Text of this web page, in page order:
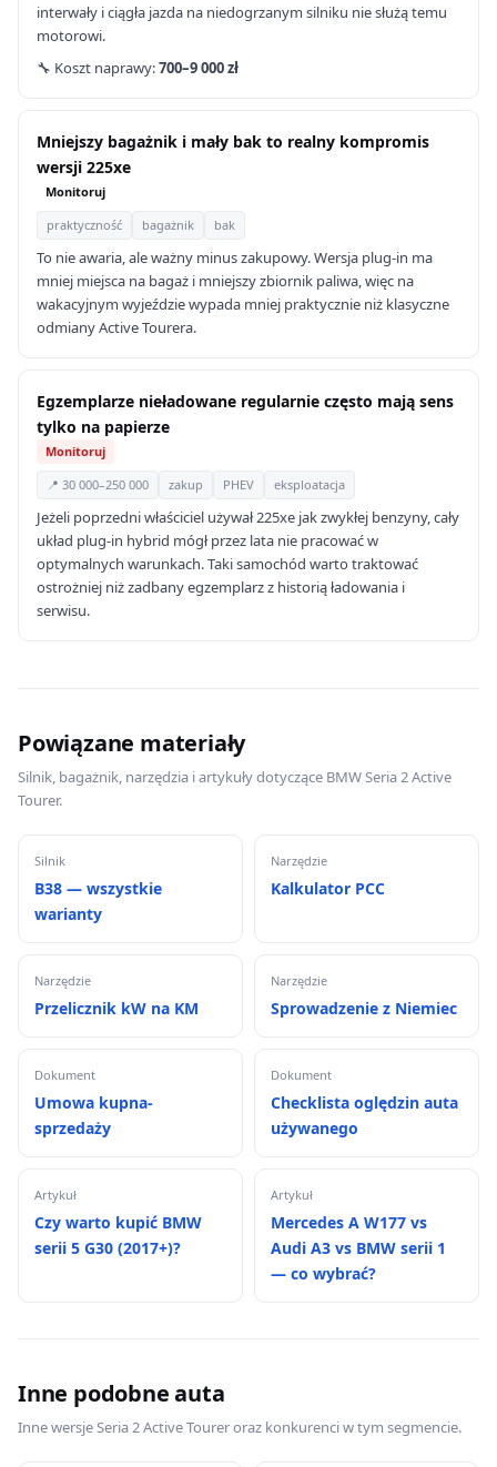
interwały i ciągła jazda na niedogrzanym silniku nie służą temu
motorowi.
🔧 Koszt naprawy:700–9 000 zł
Mniejszy bagażnik i mały bak to realny kompromis
wersji 225xe
Monitoruj
praktyczność
bagażnik bak
To nie awaria, ale ważny minus zakupowy. Wersja plug-in ma
mniej miejsca na bagaż i mniejszy zbiornik paliwa, więc na
wakacyjnym wyjeździe wypada mniej praktycznie niż klasyczne
odmiany Active Tourera.
Egzemplarze nieładowane regularnie często mają sens
tylko na papierze
Monitoruj
📍 30 000–250 000
zakup PHEV eksploatacja
Jeżeli poprzedni właściciel używał 225xe jak zwykłej benzyny, cały
układ plug-in hybrid mógł przez lata nie pracować w
optymalnych warunkach. Taki samochód warto traktować
ostrożniej niż zadbany egzemplarz z historią ładowania i
serwisu.
Powiązane materiały
Silnik, bagażnik, narzędzia i artykuły dotyczące BMW Seria 2 Active
Tourer.
Silnik
B38 — wszystkie
warianty
Narzędzie
Kalkulator PCC
Narzędzie
Przelicznik kW na KM
Narzędzie
Sprowadzenie z Niemiec
Dokument
Umowa kupna-
sprzedaży
Dokument
Checklista oględzin auta
używanego
Artykuł
Czy warto kupić BMW
serii 5 G30 (2017+)?
Artykuł
Mercedes A W177 vs
Audi A3 vs BMW serii 1
— co wybrać?
Inne podobne auta
Inne wersje Seria 2 Active Tourer oraz konkurenci w tym segmencie.